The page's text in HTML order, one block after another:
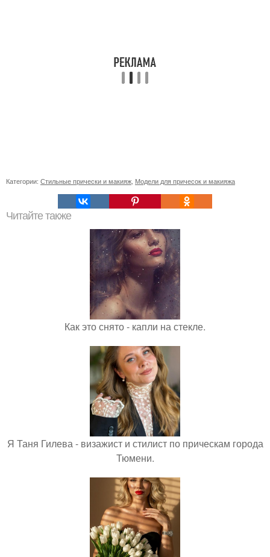
Категории: Стильные прически и макияж Модели для причесок и макияжа
Читайте также
Как это снято - капли на стекле.
Я Таня Гилева - визажист и стилист по прическам города
Тюмени.